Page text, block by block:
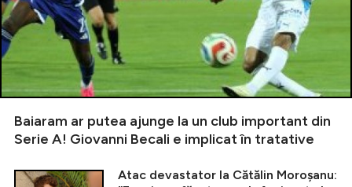
Baiaram ar putea ajunge la un club important din
Serie A! Giovanni Becali e implicat în tratative
Atac devastator la Cătălin Moroșanu: